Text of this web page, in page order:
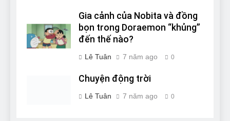
Gia cảnh của Nobita và đồng
bọn trong Doraemon “khủng”
đến thế nào?
Lê Tuân 7 năm ago 0
Chuyện động trời
Lê Tuân 7 năm ago 0